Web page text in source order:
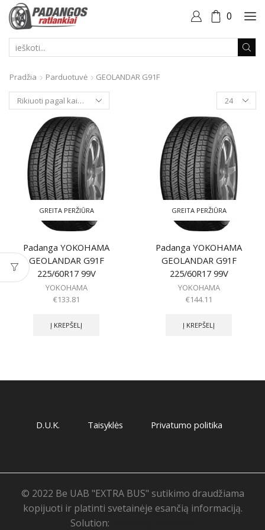
0
Pradžia Parduotuvė
GEOLANDAR G91F
Produktai
puslapyje
GREITA PERŽIŪRA
Padanga YOKOHAMA
GEOLANDAR G91F
225/60R17 99V
YOKOHAMA
€133.81
Į KREPŠELĮ
GREITA PERŽIŪRA
Padanga YOKOHAMA
GEOLANDAR G91F
225/60R17 99V
YOKOHAMA
€144.11
Į KREPŠELĮ
D.U.K. Taisyklės Privatumo politika
© 2022 Be UAB "EXTRA BUS" sutikimo draudžiama
kopijuoti ir platinti svetainėje esančią informaciją.
Solution: